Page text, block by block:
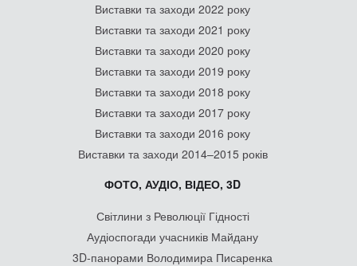
Виставки та заходи 2022 року
Виставки та заходи 2021 року
Виставки та заходи 2020 року
Виставки та заходи 2019 року
Виставки та заходи 2018 року
Виставки та заходи 2017 року
Виставки та заходи 2016 року
Виставки та заходи 2014–2015 років
ФОТО, АУДІО, ВІДЕО, 3D
Світлини з Революції Гідності
Аудіоспогади учасників Майдану
3D-панорами Володимира Писаренка